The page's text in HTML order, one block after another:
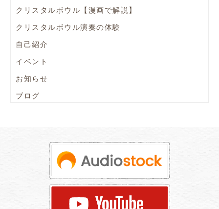
クリスタルボウル【漫画で解説】
クリスタルボウル演奏の体験
自己紹介
イベント
お知らせ
ブログ